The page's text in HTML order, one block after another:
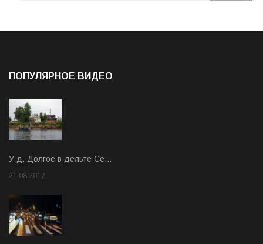
ПОПУЛЯРНОЕ ВИДЕО
У д. Долгое в дельте Се…
21.08.2017